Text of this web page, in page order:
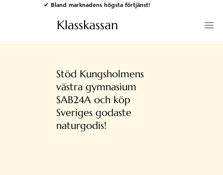
✔ Bland marknadens högsta förtjänst!
Klasskassan
Stöd Kungsholmens
västra gymnasium
SAB24A och köp
Sveriges godaste
naturgodis!